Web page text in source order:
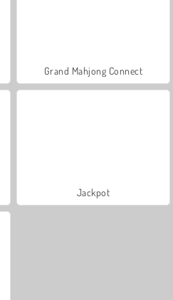
Grand Mahjong Connect
Jackpot